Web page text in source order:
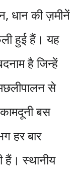
धान की ज़मीनें
हुई हैं। यह
है जिन्हें
से
बस
हर बार
हैं। स्थानीय